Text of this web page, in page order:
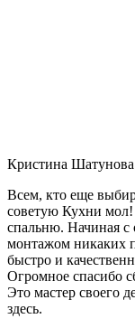
Кристина Шатунова
Всем, кто еще
советую Кухни
спальню. Начиная с
монтажом никаких
быстро и
Огромное спасибо
Это мастер своего
здесь.